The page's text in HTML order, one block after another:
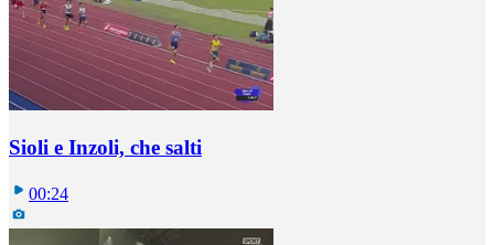
Sioli e Inzoli, che salti
00:24